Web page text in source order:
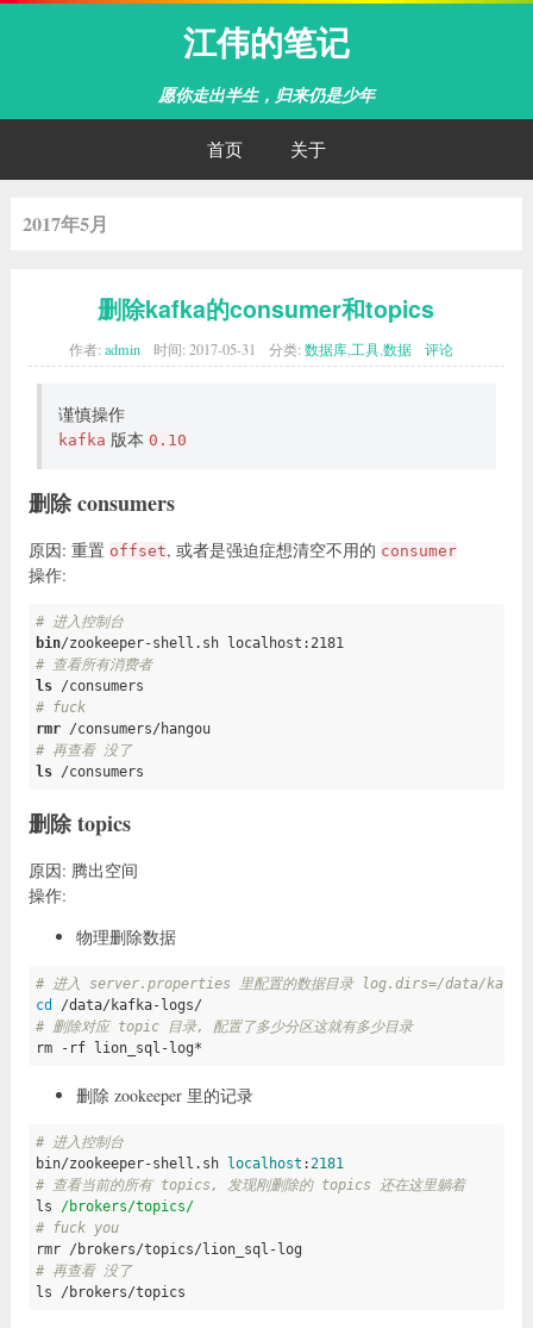
江伟的笔记
愿你走出半生，归来仍是少年
首页 关于
2017年5月
删除kafka的consumer和topics
作者:admin 时间:2017-05-31 分类:数据库 工具,数据 评论
谨慎操作
kafka 版本 0.10
删除 consumers
原因: 重置 offset, 或者是强迫症想清空不用的 consumer
操作:
# 进入控制台
bin
/zookeeper-shell.sh localhost:2181
# 查看所有消费者
ls
# fuck
rmr
/consumers/hangou
# 再查看 没了
ls /consumers
删除 topics
原因: 腾出空间
操作:
物理删除数据
# 进入 server.properties 里配置的数据目录 log.dirs=/data/
cd
/data/kafka-logs/
# 删除对应 topic 目录, 配置了多少分区这就有多少目录
rm -rf lion_sql-log*
删除 zookeeper 里的记录
# 进入控制台
bin/zookeeper-shell.sh
localhost :2181
# 查看当前的所有 topics, 发现刚删除的 topics 还在这里躺着
ls /brokers/topics/
# fuck you
# 再查看 没了
ls /brokers/topics